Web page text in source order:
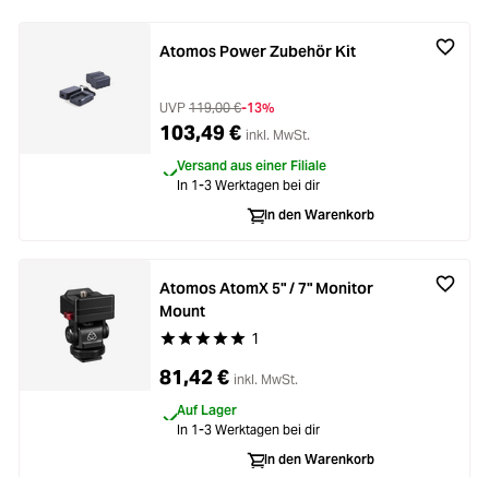
Atomos Power Zubehör Kit
UVP 119,00 €-13%
103,49 € inkl. MwSt.
Versand aus einer Filiale
In 1-3 Werktagen bei dir
In den Warenkorb
Durchschnittliche Bewertung von 5 von 5
1
Atomos AtomX 5" / 7" Monitor
Mount
81,42 € inkl. MwSt.
Auf Lager
In 1-3 Werktagen bei dir
In den Warenkorb